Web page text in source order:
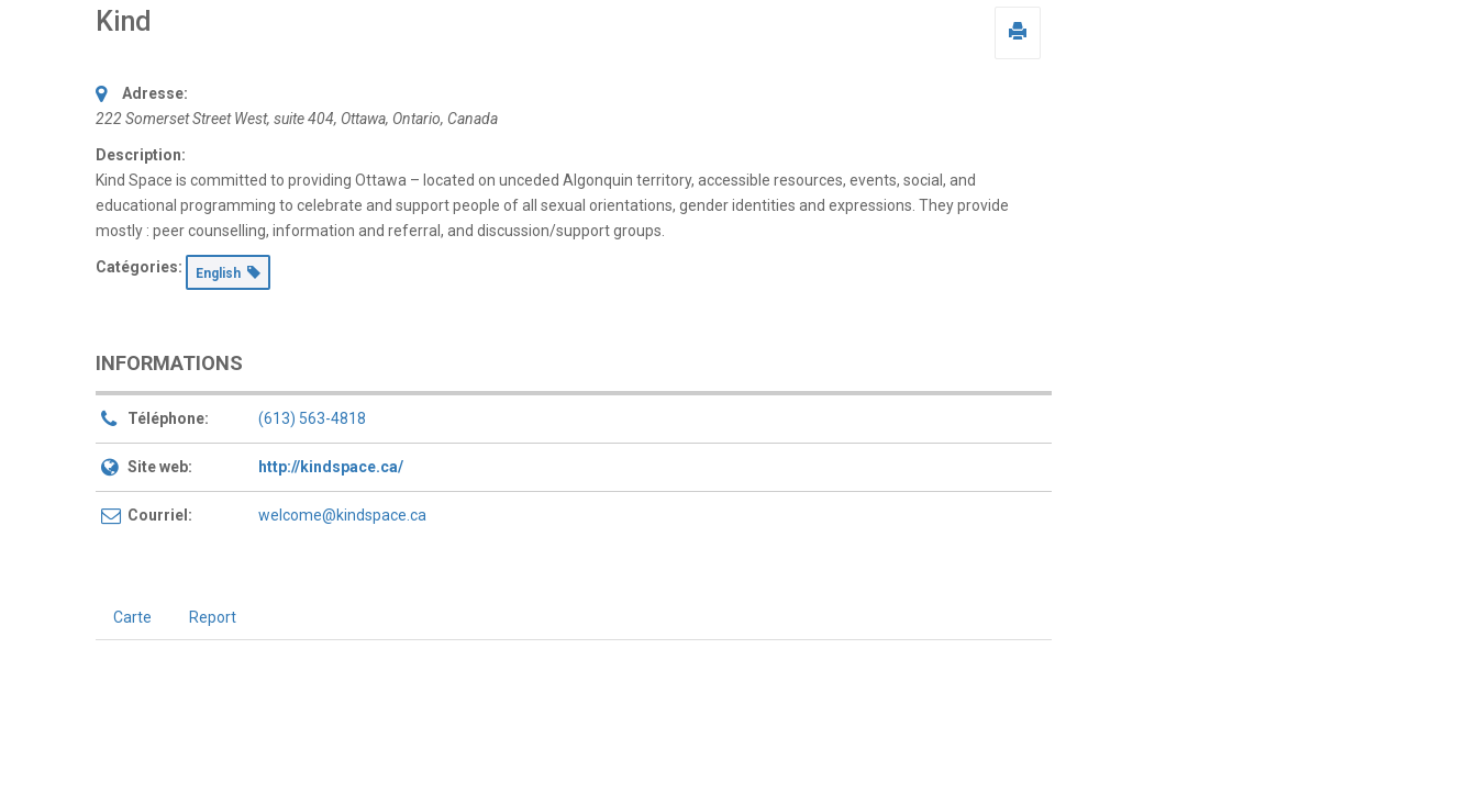
Kind
Adresse:
222 Somerset Street West, suite 404, Ottawa, Ontario, Canada
Description:
Kind Space is committed to providing Ottawa – located on unceded Algonquin territory, accessible resources, events, social, and
educational programming to celebrate and support people of all sexual orientations, gender identities and expressions. They provide
mostly : peer counselling, information and referral, and discussion/support groups.
Catégories: English
INFORMATIONS
Téléphone: (613) 563-4818
Site web: http://kindspace.ca/
Courriel: welcome@kindspace.ca
Carte Report